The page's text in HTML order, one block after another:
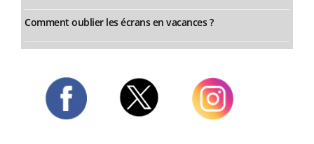
Comment oublier les écrans en vacances ?